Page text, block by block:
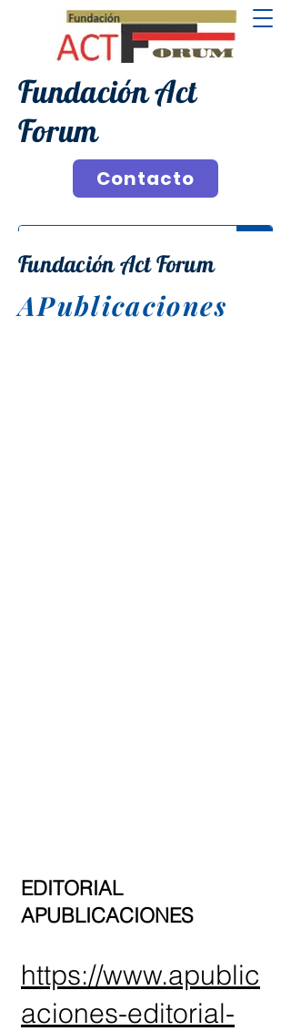
Fundación Act
Forum
Contacto
Fundación Act Forum
APublicaciones
EDITORIAL
APUBLICACIONES
https://www.apublic
aciones-editorial-